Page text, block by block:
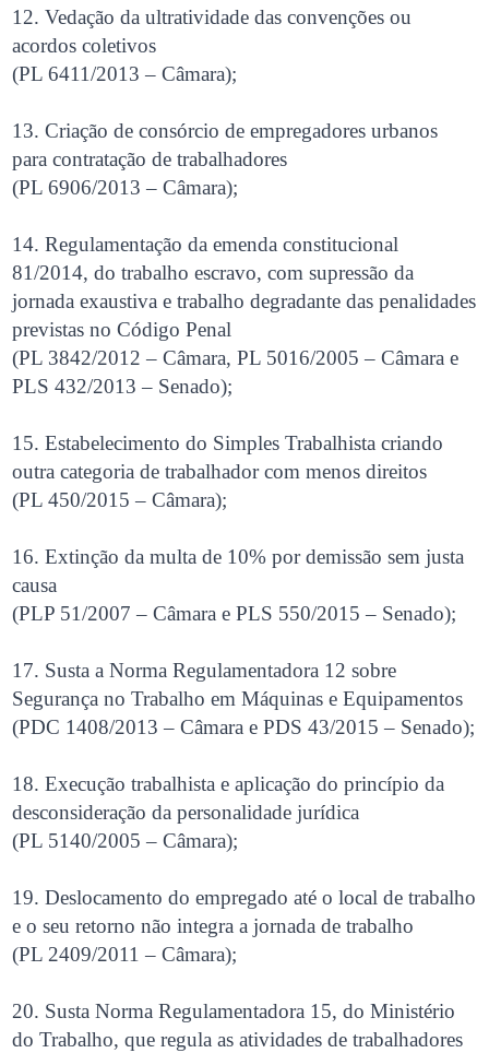
12. Vedação da ultratividade das convenções ou
acordos coletivos
(PL 6411/2013 – Câmara);
13. Criação de consórcio de empregadores urbanos
para contratação de trabalhadores
(PL 6906/2013 – Câmara);
14. Regulamentação da emenda constitucional
81/2014, do trabalho escravo, com supressão da
jornada exaustiva e trabalho degradante das penalidades
previstas no Código Penal
(PL 3842/2012 – Câmara, PL 5016/2005 – Câmara e
PLS 432/2013 – Senado);
15. Estabelecimento do Simples Trabalhista criando
outra categoria de trabalhador com menos direitos
(PL 450/2015 – Câmara);
16. Extinção da multa de 10% por demissão sem justa
causa
(PLP 51/2007 – Câmara e PLS 550/2015 – Senado);
17. Susta a Norma Regulamentadora 12 sobre
Segurança no Trabalho em Máquinas e Equipamentos
(PDC 1408/2013 – Câmara e PDS 43/2015 – Senado);
18. Execução trabalhista e aplicação do princípio da
desconsideração da personalidade jurídica
(PL 5140/2005 – Câmara);
19. Deslocamento do empregado até o local de trabalho
e o seu retorno não integra a jornada de trabalho
(PL 2409/2011 – Câmara);
20. Susta Norma Regulamentadora 15, do Ministério
do Trabalho, que regula as atividades de trabalhadores